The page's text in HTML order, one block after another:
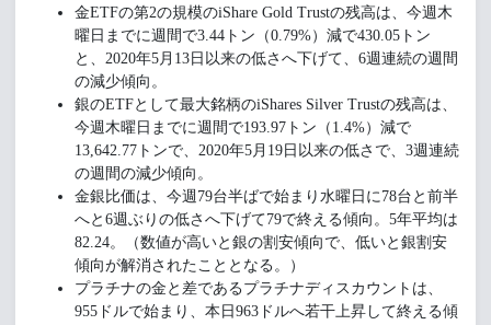
金ETFの第2の規模のiShare Gold Trustの残高は、今週木
曜日までに週間で3.44トン（0.79%）減で430.05トン
と、2020年5月13日以来の低さへ下げて、6週連続の週間
の減少傾向。
銀のETFとして最大銘柄のiShares Silver Trustの残高は、
今週木曜日までに週間で193.97トン（1.4%）減で
13,642.77トンで、2020年5月19日以来の低さで、3週連続
の週間の減少傾向。
金銀比価は、今週79台半ばで始まり水曜日に78台と前半
へと6週ぶりの低さへ下げて79で終える傾向。5年平均は
82.24。（数値が高いと銀の割安傾向で、低いと銀割安
傾向が解消されたこととなる。）
プラチナの金と差であるプラチナディスカウントは、
955ドルで始まり、本日963ドルへ若干上昇して終える傾